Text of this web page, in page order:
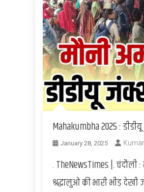
Mahakumbha 2025 :
January 28, 2025
. TheNewsTimes |.
श्रद्धालुओं की भारी भीड़